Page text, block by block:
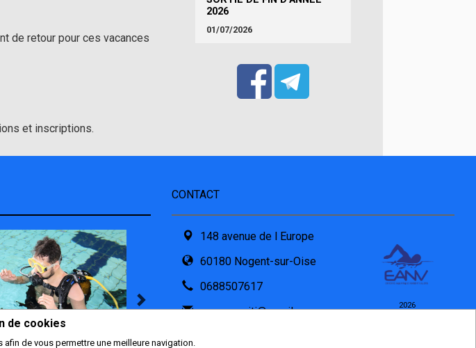
de retour pour ces vacances
et inscriptions.
2026
01/07/2026
CONTACT
148 avenue de l Europe
60180 Nogent-sur-Oise
0688507617
eanv.comiti@gmail.com
2026
de cookies
de vous permettre une meilleure navigation.